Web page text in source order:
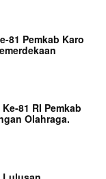
81 Pemkab Karo
81 RI Pemkab
Olahraga.